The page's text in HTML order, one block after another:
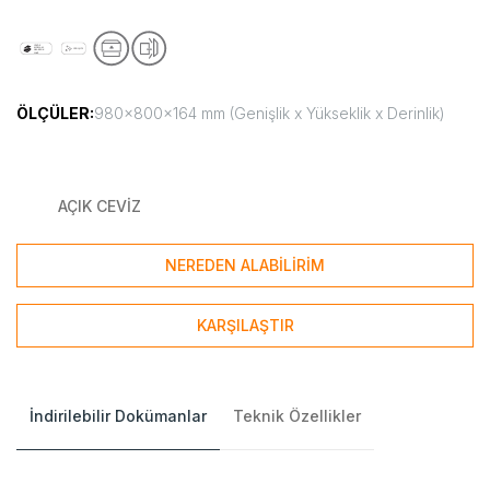
ÖLÇÜLER:980x800x164 mm (Genişlik x Yükseklik x Derinlik)
AÇIK CEVİZ
NEREDEN ALABİLİRİM
KARŞILAŞTIR
İndirilebilir Dokümanlar Teknik Özellikler